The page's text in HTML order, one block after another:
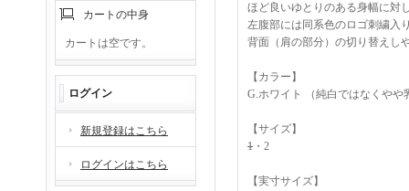
カートの中身
カートは空です。
ログイン
新規登録はこちら
ログインはこちら
ほど良いゆとりのある身幅に対
左腹部には同系色のロゴ刺繍入
背面（肩の部分）の切り替えし
【カラー】
G.ホワイト （純白ではなくやや
【サイズ】
1 ・2
【実寸サイズ】